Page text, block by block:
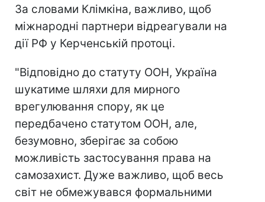
За словами Клімкіна, важливо, щоб
міжнародні партнери відреагували на
дії РФ у Керченській протоці.
"Відповідно до статуту ООН, Україна
шукатиме шляхи для мирного
врегулювання спору, як це
передбачено статутом ООН, але,
безумовно, зберігає за собою
можливість застосування права на
самозахист. Дуже важливо, щоб весь
світ не обмежувався формальними